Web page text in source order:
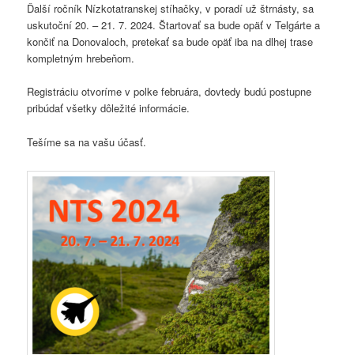
Ďalší ročník Nízkotatranskej stíhačky, v poradí už štrnásty, sa
uskutoční 20. – 21. 7. 2024. Štartovať sa bude opäť v Telgárte a
končiť na Donovaloch, pretekať sa bude opäť iba na dlhej trase
kompletným hrebeňom.
Registráciu otvoríme v polke februára, dovtedy budú postupne
pribúdať všetky dôležité informácie.
Tešíme sa na vašu účasť.